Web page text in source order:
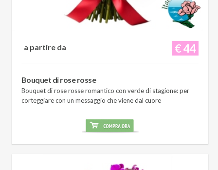
€ 44
a partire da
Bouquet di rose rosse
Bouquet di rose rosse romantico con verde di stagione: per
corteggiare con un messaggio che viene dal cuore